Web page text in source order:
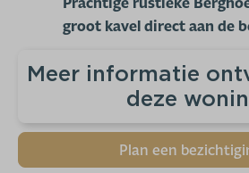
groot kavel direct aan de
Meer informatie
deze
Plan een